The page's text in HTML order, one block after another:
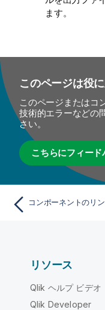
ます。
このページは役
このページまたはコ
技術的エラーなどの
さい。
こちらにフィー
コンポーネントのリ
リソース
Qlik ヘルプ ビデオ
Qlik Developer